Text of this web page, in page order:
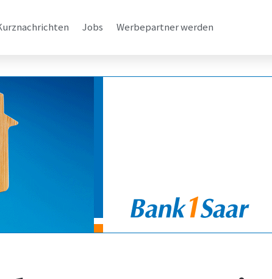
Jobs Werbepartner werden